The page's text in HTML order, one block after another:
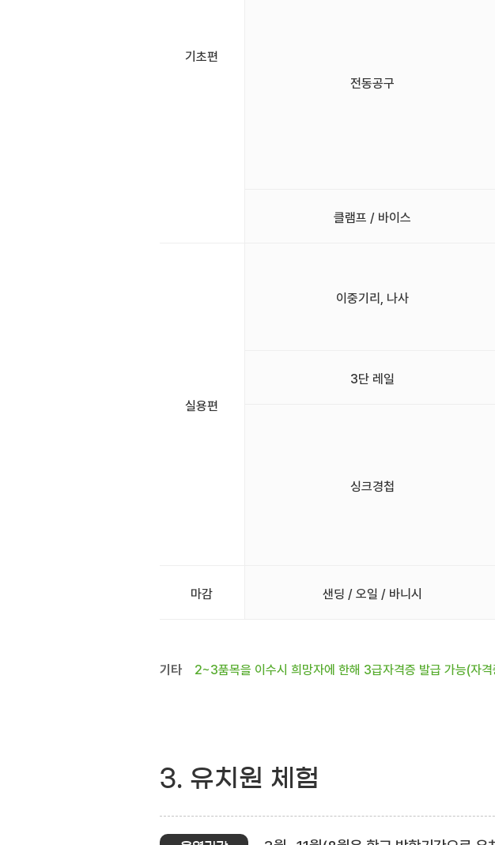
기초편
전동공구
클램프 / 바이스
실용편
이중기리, 나사
3단 레일
싱크경첩
마감 샌딩 / 오일 / 바니시
기타 2~3품목을 이수시 희망자에 한해 3급자격증 발급 가능(자
3. 유치원 체험